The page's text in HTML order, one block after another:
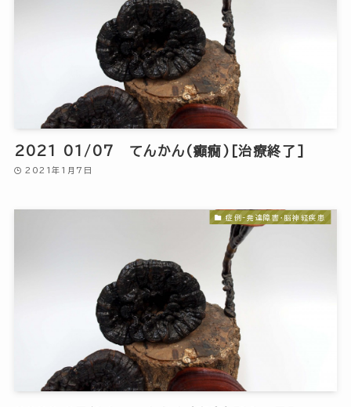
2021 01/07 てんかん(癲癇)[治療終了]
2021年1月7日
症例-発達障害・脳神経疾患